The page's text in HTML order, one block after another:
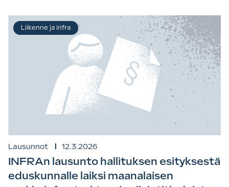
Lausunnot 12.3.2026
INFRAn lausunto hallituksen esityksestä
eduskunnalle laiksi maanalaisen
Liikenne ja infra